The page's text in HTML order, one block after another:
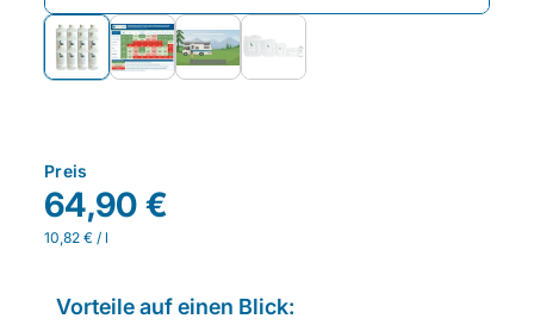
Preis
64,90 €
10,82 € / l
Vorteile auf einen Blick: